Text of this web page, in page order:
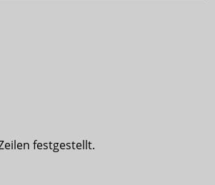
festgestellt.